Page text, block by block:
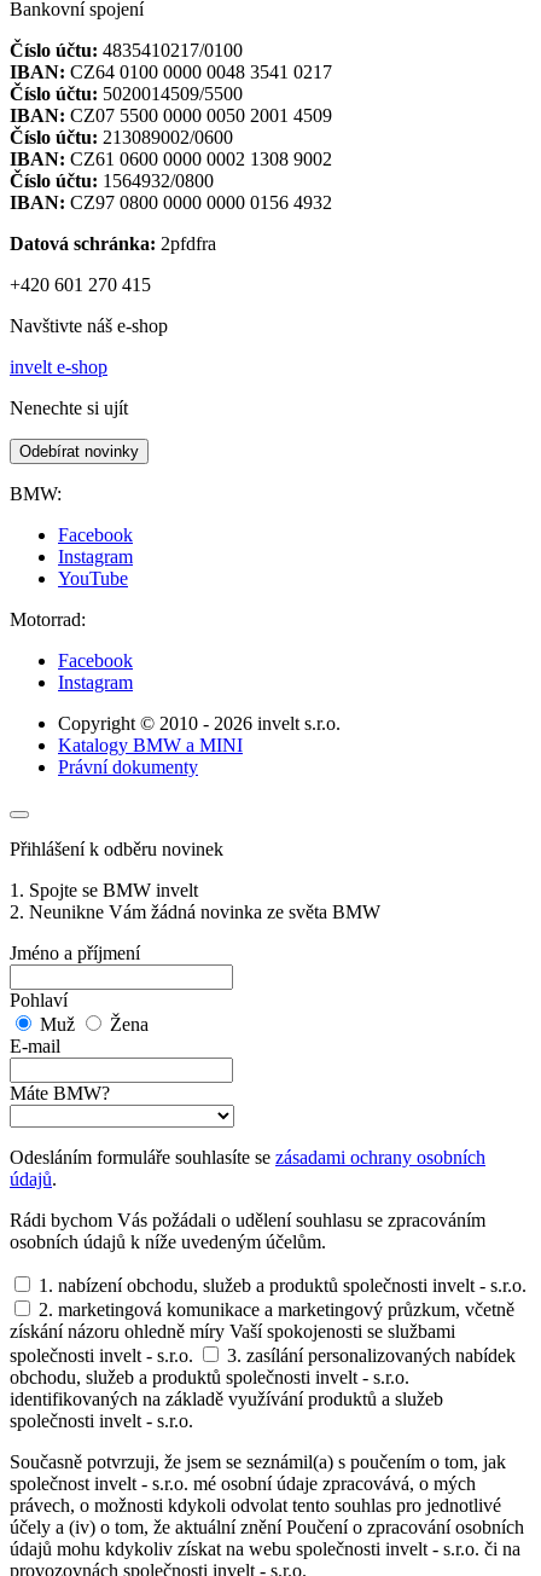
Bankovní spojení
Číslo účtu: 4835410217/0100
IBAN: CZ64 0100 0000 0048 3541 0217
Číslo účtu: 5020014509/5500
IBAN: CZ07 5500 0000 0050 2001 4509
Číslo účtu: 213089002/0600
IBAN: CZ61 0600 0000 0002 1308 9002
Číslo účtu: 1564932/0800
IBAN: CZ97 0800 0000 0000 0156 4932
Datová schránka: 2pfdfra
+420 601 270 415
Navštivte náš e-shop
invelt e-shop
Nenechte si ujít
Odebírat novinky
BMW:
Facebook
Instagram
YouTube
Motorrad:
Facebook
Instagram
Copyright © 2010 - 2026 invelt s.r.o.
Katalogy BMW a MINI
Právní dokumenty
Přihlášení k odběru novinek
1. Spojte se BMW invelt
2. Neunikne Vám žádná novinka ze světa BMW
Jméno a příjmení
Pohlaví
Muž
Žena
E-mail
Máte BMW?
Odesláním formuláře souhlasíte se zásadami ochrany osobních
údajů.
Rádi bychom Vás požádali o udělení souhlasu se zpracováním
osobních údajů k níže uvedeným účelům.
1. nabízení obchodu, služeb a produktů společnosti invelt - s.r.o.
2. marketingová komunikace a marketingový průzkum, včetně
získání názoru ohledně míry Vaší spokojenosti se službami
společnosti invelt - s.r.o.
3. zasílání personalizovaných nabídek
obchodu, služeb a produktů společnosti invelt - s.r.o.
identifikovaných na základě využívání produktů a služeb
společnosti invelt - s.r.o.
Současně potvrzuji, že jsem se seznámil(a) s poučením o tom, jak
společnost invelt - s.r.o. mé osobní údaje zpracovává, o mých
právech, o možnosti kdykoli odvolat tento souhlas pro jednotlivé
účely a (iv) o tom, že aktuální znění Poučení o zpracování osobních
údajů mohu kdykoliv získat na webu společnosti invelt - s.r.o. či na
provozovnách společnosti invelt - s.r.o.